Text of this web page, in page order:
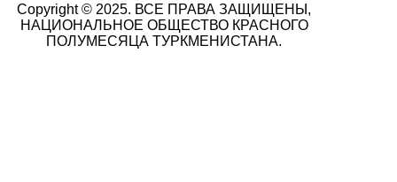
Copyright © 2025. ВСЕ ПРАВА ЗАЩИЩЕНЫ,
НАЦИОНАЛЬНОЕ ОБЩЕСТВО КРАСНОГО
ПОЛУМЕСЯЦА ТУРКМЕНИСТАНА.